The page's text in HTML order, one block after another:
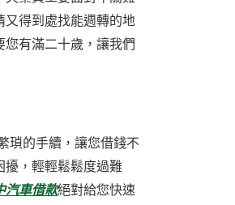
又得到處找能週轉的地
有滿二十歲， 讓我們
瑣的手續，讓您借錢不
擾，輕輕鬆鬆度過難
汽車借款絕對給您快速